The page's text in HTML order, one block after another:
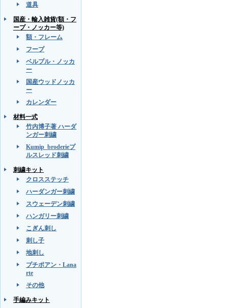
道具
国産・輸入雑貨(額・フ
ープ・ノッカー等)
額・フレーム
フープ
ベルプル・ノッカ
ー
国産ウッドノッカ
ー
カレンダー
材料一式
竹内博子著 ハーダ
ンガー刺繍
Kumip_broderieプ
ルスレッド刺繍
刺繍キット
クロスステッチ
ハーダンガー刺繍
スウェーデン刺繍
ハンガリー刺繍
こぎん刺し
刺し子
地刺し
プチポアン・Lana
rte
その他
手編みキット